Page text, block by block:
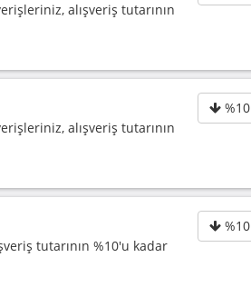
alışveriş tutarının
%10
alışveriş tutarının
%10
tutarının %10'u kadar